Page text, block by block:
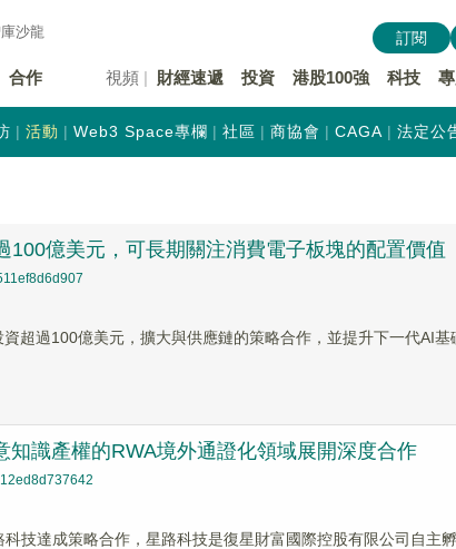
沙龍
合作 視頻 財經速遞 投資 港股100強 科技
訂閱
活動 Web3 Space專欄 社區 商協會 CAGA 法定公
億美元，可長期關注消費電子板塊的配置價值
超過100億美元，擴大與供應鏈的策略合作，並提升下一代AI基
識產權的RWA境外通證化領域展開深度合作
技達成策略合作，星路科技是復星財富國際控股有限公司自主